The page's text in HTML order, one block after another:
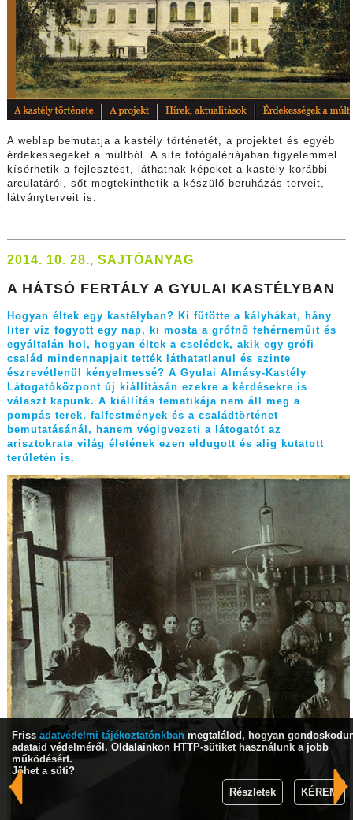
A weblap bemutatja a kastély történetét, a projektet és egyéb
érdekességeket a múltból. A site fotógalériájában figyelemmel
kísérhetik a fejlesztést, láthatnak képeket a kastély korábbi
arculatáról, sőt megtekinthetik a készülő beruházás terveit,
látványterveit is.
2014. 10. 28., SAJTÓANYAG
A HÁTSÓ FERTÁLY A GYULAI KASTÉLYBAN
Hogyan éltek egy kastélyban? Ki fűtötte a kályhákat, hány
liter víz fogyott egy nap, ki mosta a grófnő fehérneműit és
egyáltalán hol, hogyan éltek a cselédek, akik egy grófi
család mindennapjait tették láthatatlanul és szinte
észrevétlenül kényelmessé? A Gyulai Almásy-Kastély
Látogatóközpont új kiállításán ezekre a kérdésekre is
választ kapunk. A kiállítás tematikája nem áll meg a
pompás terek, falfestmények és a családtörténet
bemutatásánál, hanem végigvezeti a látogatót az
arisztokrata világ életének ezen eldugott és alig kutatott
területén is.
Friss adatvédelmi tájékoztatónkban megtalálod, hogyan
adataid védelméről. Oldalainkon HTTP-sütiket használunk a jobb
működésért.
Jöhet a süti?
Részletek
KÉREM